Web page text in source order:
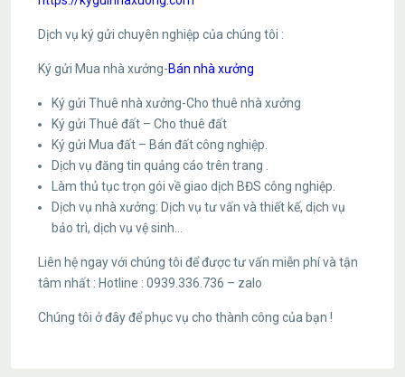
Dịch vụ ký gửi chuyên nghiệp của chúng tôi :
Ký gửi Mua nhà xưởng-Bán nhà xưởng
Ký gửi Thuê nhà xưởng-Cho thuê nhà xưởng
Ký gửi Thuê đất – Cho thuê đất
Ký gửi Mua đất – Bán đất công nghiệp.
Dịch vụ đăng tin quảng cáo trên trang .
Làm thủ tục trọn gói về giao dịch BĐS công nghiệp.
Dịch vụ nhà xưởng: Dịch vụ tư vấn và thiết kế, dịch vụ
bảo trì, dịch vụ vệ sinh…
Liên hệ ngay với chúng tôi để được tư vấn miễn phí và tận
tâm nhất : Hotline : 0939.336.736 – zalo
Chúng tôi ở đây để phục vụ cho thành công của bạn !